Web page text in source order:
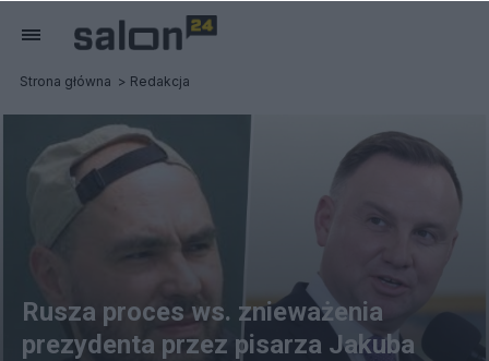
Strona główna Redakcja
Rusza proces ws. znieważenia
prezydenta przez pisarza Jakuba